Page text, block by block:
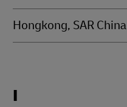
Hongkong, SAR China
I